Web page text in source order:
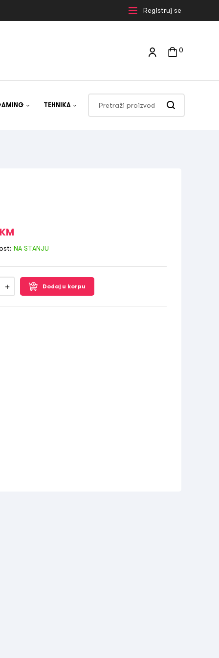
Registruj se
0
TEHNIKA
KM
NA STANJU
Dodaj u korpu